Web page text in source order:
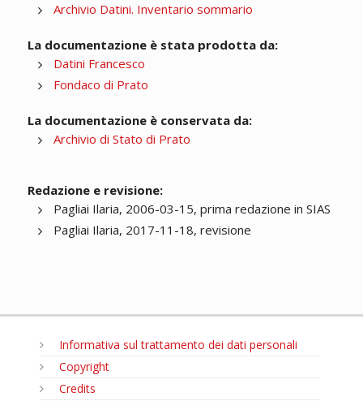
Archivio Datini. Inventario sommario
La documentazione è stata prodotta da:
Datini Francesco
Fondaco di Prato
La documentazione è conservata da:
Archivio di Stato di Prato
Redazione e revisione:
Pagliai Ilaria, 2006-03-15, prima redazione in SIAS
Pagliai Ilaria, 2017-11-18, revisione
Informativa sul trattamento dei dati personali
Copyright
Credits